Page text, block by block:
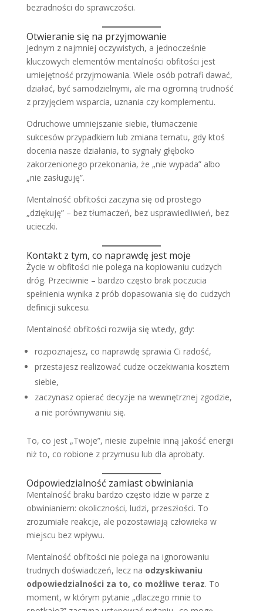
bezradności do sprawczości.
Otwieranie się na przyjmowanie
Jednym z najmniej oczywistych, a jednocześnie
kluczowych elementów mentalności obfitości jest
umiejętność przyjmowania. Wiele osób potrafi dawać,
działać, być samodzielnymi, ale ma ogromną trudność
z przyjęciem wsparcia, uznania czy komplementu.
Odruchowe umniejszanie siebie, tłumaczenie
sukcesów przypadkiem lub zmiana tematu, gdy ktoś
docenia nasze działania, to sygnały głęboko
zakorzenionego przekonania, że „nie wypada” albo
„nie zasługuję”.
Mentalność obfitości zaczyna się od prostego
„dziękuję” – bez tłumaczeń, bez usprawiedliwień, bez
ucieczki.
Kontakt z tym, co naprawdę jest moje
Życie w obfitości nie polega na kopiowaniu cudzych
dróg. Przeciwnie – bardzo często brak poczucia
spełnienia wynika z prób dopasowania się do cudzych
definicji sukcesu.
Mentalność obfitości rozwija się wtedy, gdy:
rozpoznajesz, co naprawdę sprawia Ci radość,
przestajesz realizować cudze oczekiwania kosztem
siebie,
zaczynasz opierać decyzje na wewnętrznej zgodzie,
a nie porównywaniu się.
To, co jest „Twoje”, niesie zupełnie inną jakość energii
niż to, co robione z przymusu lub dla aprobaty.
Odpowiedzialność zamiast obwiniania
Mentalność braku bardzo często idzie w parze z
obwinianiem: okoliczności, ludzi, przeszłości. To
zrozumiałe reakcje, ale pozostawiają człowieka w
miejscu bez wpływu.
Mentalność obfitości nie polega na ignorowaniu
trudnych doświadczeń, lecz na odzyskiwaniu
odpowiedzialności za to, co możliwe teraz. To
moment, w którym pytanie „dlaczego mnie to